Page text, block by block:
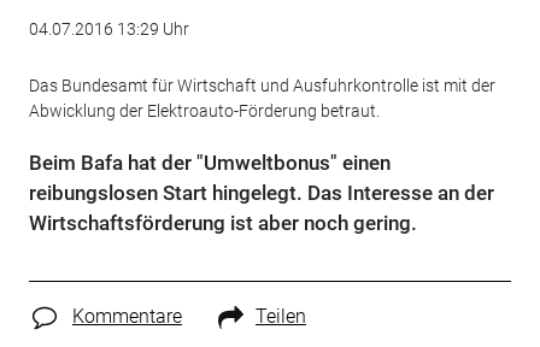
04.07.2016 13:29 Uhr
Das Bundesamt für Wirtschaft und Ausfuhrkontrolle ist mit der
Abwicklung der Elektroauto-Förderung betraut.
Beim Bafa hat der "Umweltbonus" einen
reibungslosen Start hingelegt. Das Interesse an der
Wirtschaftsförderung ist aber noch gering.
Kommentare Teilen